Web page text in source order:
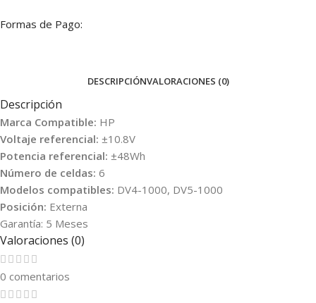
Formas de Pago:
DESCRIPCIÓNVALORACIONES (0)
Descripción
Marca Compatible: HP
Voltaje referencial: ±10.8V
Potencia referencial: ±48Wh
Número de celdas: 6
Modelos compatibles: DV4-1000, DV5-1000
Posición: Externa
Garantía: 5 Meses
Valoraciones (0)
0 comentarios